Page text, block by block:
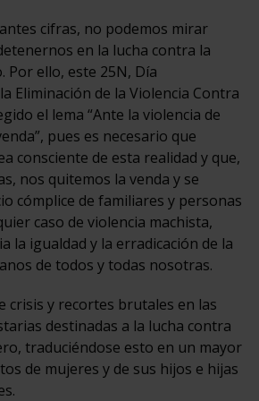
cifras, no podemos mirar
en la lucha contra la
Por ello, este 25N, Día
Eliminación de la Violencia Contra
el lema “Ante la violencia de
pues es necesario que
consciente de esta realidad y que,
nos quitemos la venda y se
cómplice de familiares y personas
caso de violencia machista,
la igualdad y la erradicación de la
de todos y todas nosotras.
crisis y recortes brutales en las
destinadas a la lucha contra
traduciéndose esto en un mayor
de mujeres y de sus hijos e hijas